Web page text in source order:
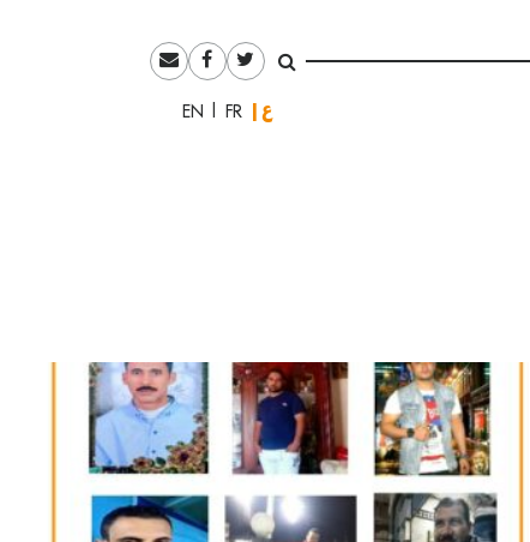
العربيةFrançais
English